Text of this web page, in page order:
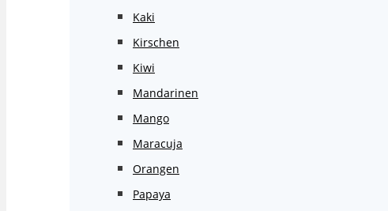
Kaki
Kirschen
Kiwi
Mandarinen
Mango
Maracuja
Orangen
Papaya